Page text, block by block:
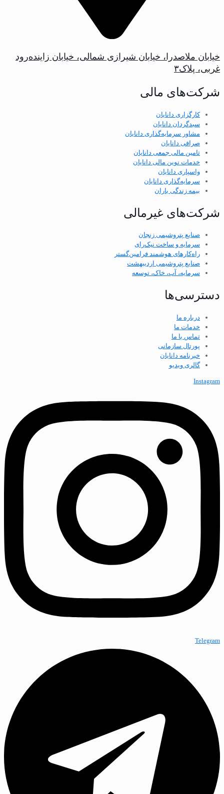
خیابان ملاصدرا، خیابان شیرازی شمالی، خیابان زاینده‌رود
غربی، پلاک‌۳
شرکت‌های مالی
کارگزاری دانایان
سبدگردان دانایان
مشاور سرمایه‌گذاری دانایان
صرافی دانایان
تامین مالی جمعی دانایان
خدمات نوین مالی دانایان
واسپاری دانایان
سرمایه‌گذاری دانایان
بیمه زندگی باران
شرکت‌های غیرمالی
صنایع پتروشیمی زنجان
سرمایه و ساخت نیک‌رای
راه‌کارهای هوشمند فرامین‌گستر
صنایع پتروشیمی اردیبهشت
سرمایه، آب، خاک، توسعه
دسترسی‌ها
درباره ما
خدمات ما
تماس با ما
پورتال سازمانی
خبرنامه دانایان
گالری ویدیو
Instagram
Telegram